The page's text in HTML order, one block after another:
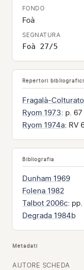
FONDO
Foà
SEGNATURA
Foà 27/5
Repertori bibliografici
Fragalà-
Ryom 1973: p. 67
Ryom 1974a: RV
Bibliografia
Dunham 1969
Folena 1982
Talbot 2006c:
Degrada 1984b
Metadati
AUTORE SCHEDA